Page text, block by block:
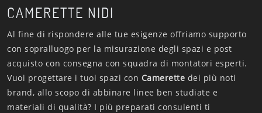
CAMERETTE NIDI
Al fine di rispondere alle tue esigenze offriamo supporto
con sopralluogo per la misurazione degli spazi e post
acquisto con consegna con squadra di montatori esperti.
Vuoi progettare i tuoi spazi con Camerette dei più noti
brand, allo scopo di abbinare linee ben studiate e
materiali di qualità? I più preparati consulenti ti